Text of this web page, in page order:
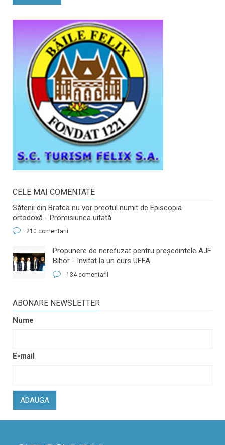
CELE MAI COMENTATE
Sătenii din Bratca nu vor preotul numit de Episcopia
ortodoxă - Promisiunea uitată
210 comentarii
​Propunere de nerefuzat pentru preşedintele AJF
Bihor - Invitat la un curs UEFA
134 comentarii
ABONARE NEWSLETTER
Nume
E-mail
ADAUGA